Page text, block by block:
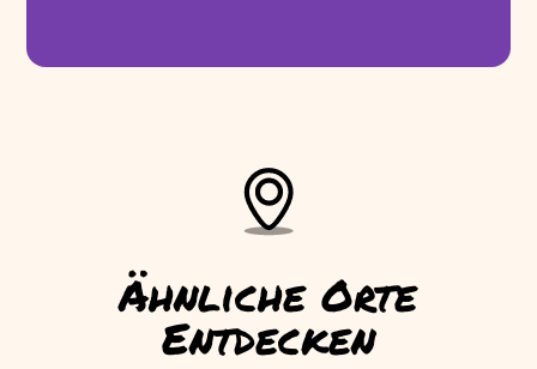
Ähnliche Orte
Entdecken